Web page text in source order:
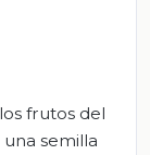
frutos del
semilla